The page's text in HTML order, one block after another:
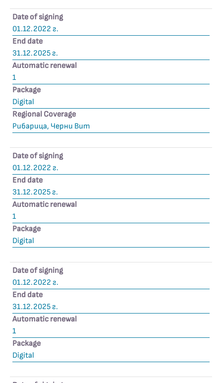
Date of signing
01.12.2022 г.
End date
31.12.2025 г.
Automatic renewal
1
Package
Digital
Regional Coverage
Рибарица, Черни Вит
Date of signing
01.12.2022 г.
End date
31.12.2025 г.
Automatic renewal
1
Package
Digital
Date of signing
01.12.2022 г.
End date
31.12.2025 г.
Automatic renewal
1
Package
Digital